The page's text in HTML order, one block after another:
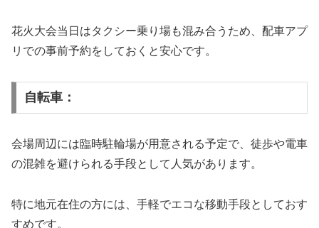
花火大会当日はタクシー乗り場も混み合うため、配車アプ
リでの事前予約をしておくと安心です。
自転車：
会場周辺には臨時駐輪場が用意される予定で、徒歩や電車
の混雑を避けられる手段として人気があります。
特に地元在住の方には、手軽でエコな移動手段としておす
すめです。